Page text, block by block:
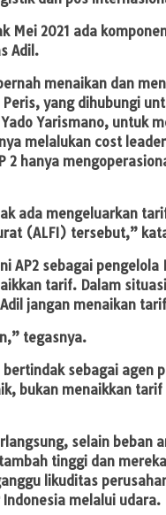
Mei 2021 ada
Adil.
menaikan dan
yang dihubungi
Yarismano, untuk
melalukan cost
2 hanya
ada mengeluarkan
(ALFI) tersebut,”
AP2 sebagai pengelola
tarif. Dalam
jangan menaikan
tegasnya.
sebagai agen
bukan menaikkan
selain beban
tinggi dan
likuditas
melalui udara.